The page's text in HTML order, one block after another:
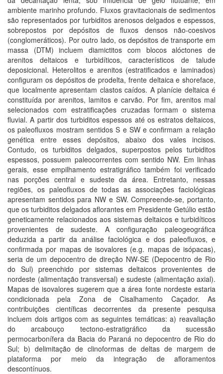
ambiente marinho profundo. Fluxos gravitacionais de sedimentos
são representados por turbiditos arenosos delgados e espessos,
sobrepostos por depósitos de fluxos densos não-coesivos
(conglomeráticos). Por outro lado, os depósitos de transporte em
massa (DTM) incluem diamictitos com blocos alóctones de
arenitos deltaicos e turbidíticos, característicos de talude
deposicional. Heterolitos e arenitos (estratificados e laminados)
configuram os depósitos de prodelta, frente deltaica e shoreface,
que localmente apresentam clastos caídos. A planície deltaica é
constituída por arenitos, lamitos e carvão. Por fim, arenitos mal
selecionados com estratificações cruzadas formam o sistema
fluvial. A partir dos turbiditos espessos até os estratos deltaicos,
os paleofluxos mostram sentidos S e SW e confirmam a relação
genética entre esses depósitos, abaixo dos vales incisos.
Contudo, os turbiditos delgados, superpostos pelos turbiditos
espessos, possuem paleocorrentes com sentido NW. Em linhas
gerais, esse empilhamento estratigráfico também foi verificado
nas porções central e sudeste da área. Entretanto, nessas
regiões, os paleofluxos de todas as associações faciológicas
apresentam sentidos para NW e SW. Compreende-se, portanto,
que os turbiditos delgados aflorantes em Presidente Getúlio estão
geneticamente relacionados aos sistemas deltaicos e turbidíticos
provenientes de sudeste. A configuração paleogeográfica
deduzida a partir da análise faciológica e dos paleofluxos, e
confirmada por mapas de isovalores (e.g. mapas de isópacas),
seria de um depocentro de direção NW-SE (Depocentro de Rio
do Sul) preenchido por sistemas deltaicos provenientes de
nordeste (alimentação transversal) e sudeste (alimentação axial).
Mapas de isovalores sugerem que a área fonte nordeste estaria
condicionada pela Zona de Cisalhamento Caçador. As
contribuições científicas decorrentes da presente pesquisa
incluem dois artigos com as seguintes temáticas: a) reavaliação
do arcabouço tectono-estratigráfico da sucessão
permocarbonífera da Bacia do Paraná no depocentro de Rio do
Sul; b) delimitação de clinoformas de deltas de margem de
plataforma por meio da integração de afloramentos
descontínuos.